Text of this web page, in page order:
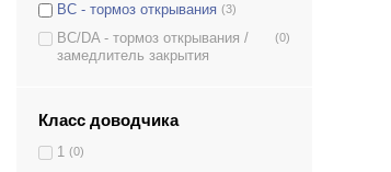
BC - тормоз открывания (3)
BC/DA - тормоз открывания /
замедлитель закрытия
(0)
Класс доводчика
1 (0)